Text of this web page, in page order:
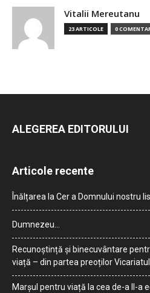
Vitalii Mereutanu
23 ARTICOLE 0
ALEGEREA EDITORULUI
Articole recente
Înălțarea la Cer a Domnului nostru
Dumnezeu…
Recunoștință și binecuvântare
viață – din partea preoților
Marșul pentru viață la cea de-a II-a